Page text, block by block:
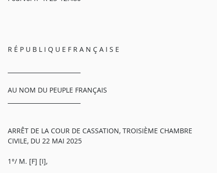
R É P U B L I Q U E F R A N Ç A I S E
AU NOM DU PEUPLE FRANÇAIS
ARRÊT DE LA COUR DE CASSATION, TROISIÈME CHAMBRE
CIVILE, DU 22 MAI 2025
1°/ M. [F] [I],